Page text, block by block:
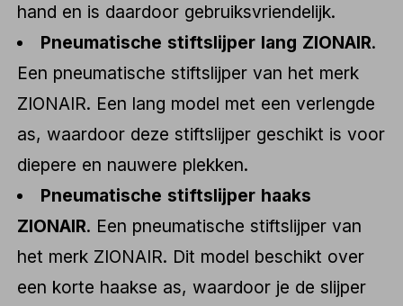
hand en is daardoor gebruiksvriendelijk.
Pneumatische stiftslijper lang ZIONAIR.
Een pneumatische stiftslijper van het merk
ZIONAIR. Een lang model met een verlengde
as, waardoor deze stiftslijper geschikt is voor
diepere en nauwere plekken.
Pneumatische stiftslijper haaks
ZIONAIR. Een pneumatische stiftslijper van
het merk ZIONAIR. Dit model beschikt over
een korte haakse as, waardoor je de slijper